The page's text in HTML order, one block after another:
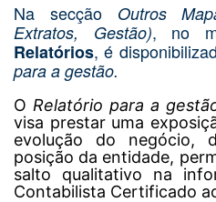
Na secção Outros
Extratos, Gestão), no
Relatórios, é
para a gestão.
O Relatório para a
visa prestar uma
evolução do negócio,
posição da entidade,
salto qualitativo na
Contabilista Certificado